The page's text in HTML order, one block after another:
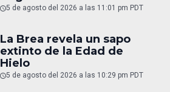
5 de agosto del 2026 a las 11:01 pm PDT
La Brea revela un sapo
extinto de la Edad de
Hielo
5 de agosto del 2026 a las 10:29 pm PDT